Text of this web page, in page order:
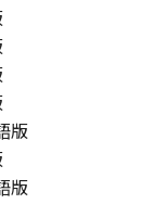
グ等する
ような行
れるキヤ
著作権表
はなりま
版
版